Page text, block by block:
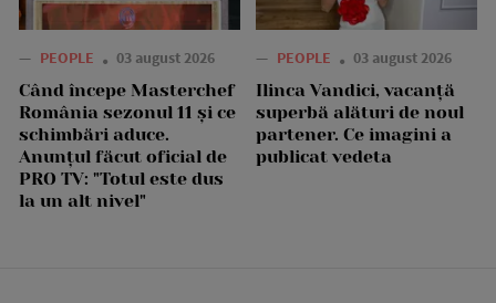
— PEOPLE 03 august 2026
Când începe Masterchef
România sezonul 11 și ce
schimbări aduce.
Anunțul făcut oficial de
PRO TV: "Totul este dus
la un alt nivel"
— PEOPLE 03 august 2026
Ilinca Vandici, vacanță
superbă alături de noul
partener. Ce imagini a
publicat vedeta